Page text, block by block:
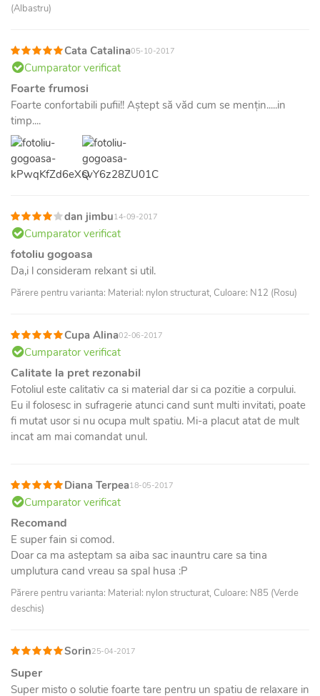
(Albastru)
Cata Catalina05-10-2017
Cumparator verificat
Foarte frumosi
Foarte confortabili pufii!! Aștept să văd cum se mențin.....in
timp....
dan jimbu14-09-2017
Cumparator verificat
fotoliu gogoasa
Da,i l consideram relxant si util.
Părere pentru varianta: Material: nylon structurat, Culoare: N12 (Rosu)
Cupa Alina02-06-2017
Cumparator verificat
Calitate la pret rezonabil
Fotoliul este calitativ ca si material dar si ca pozitie a corpului.
Eu il folosesc in sufragerie atunci cand sunt multi invitati, poate
fi mutat usor si nu ocupa mult spatiu. Mi-a placut atat de mult
incat am mai comandat unul.
Diana Terpea18-05-2017
Cumparator verificat
Recomand
E super fain si comod.
Doar ca ma asteptam sa aiba sac inauntru care sa tina
umplutura cand vreau sa spal husa :P
Părere pentru varianta: Material: nylon structurat, Culoare: N85 (Verde
deschis)
Sorin25-04-2017
Super
Super misto o solutie foarte tare pentru un spatiu de relaxare in